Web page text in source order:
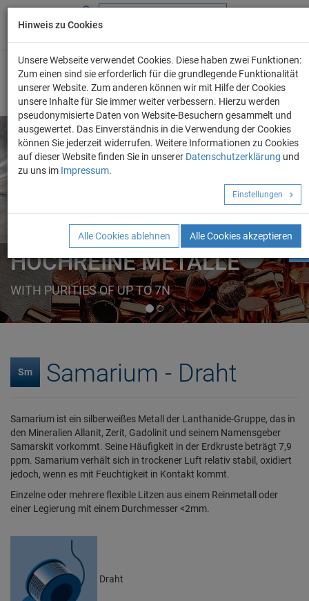
+49 (0) 69 986 4604 - 0
ELEMENTE
FORMEN
HOCHREINE METALLE
WITH PURITIES OF UP TO 7N
Angebot anfordern!
Sm Samarium - Draht
Samarium ist ein silberweißes Metall der Lanthanide-Gruppe, das in
den Mineralien Allanit, Zerit, Gadolinit und seinem Namensgeber
Samarskit vorkommt. Seine Häufigkeit in der Erdkruste beträgt 7,9
ppm. Samarium verhält sich in trockener Luft relativ stabil, oxidiert
jedoch, wenn es mit Feuchtigkeit in Kontakt kommt.
Einzelne oder mehrere flexible Litzen aus einem Reinmetall oder
einer Legierung mit einem Durchmesser <2mm.
Draht
Hinweis zu Cookies
Unsere Webseite verwendet Cookies. Diese haben zwei Funktionen:
Zum einen sind sie erforderlich für die grundlegende Funktionalität
unserer Website. Zum anderen können wir mit Hilfe der Cookies
unsere Inhalte für Sie immer weiter verbessern. Hierzu werden
pseudonymisierte Daten von Website-Besuchern gesammelt und
ausgewertet. Das Einverständnis in die Verwendung der Cookies
können Sie jederzeit widerrufen. Weitere Informationen zu Cookies
auf dieser Website finden Sie in unserer Datenschutzerklärung und
zu uns im Impressum.
Einstellungen
Alle Cookies ablehnen Alle Cookies akzeptieren